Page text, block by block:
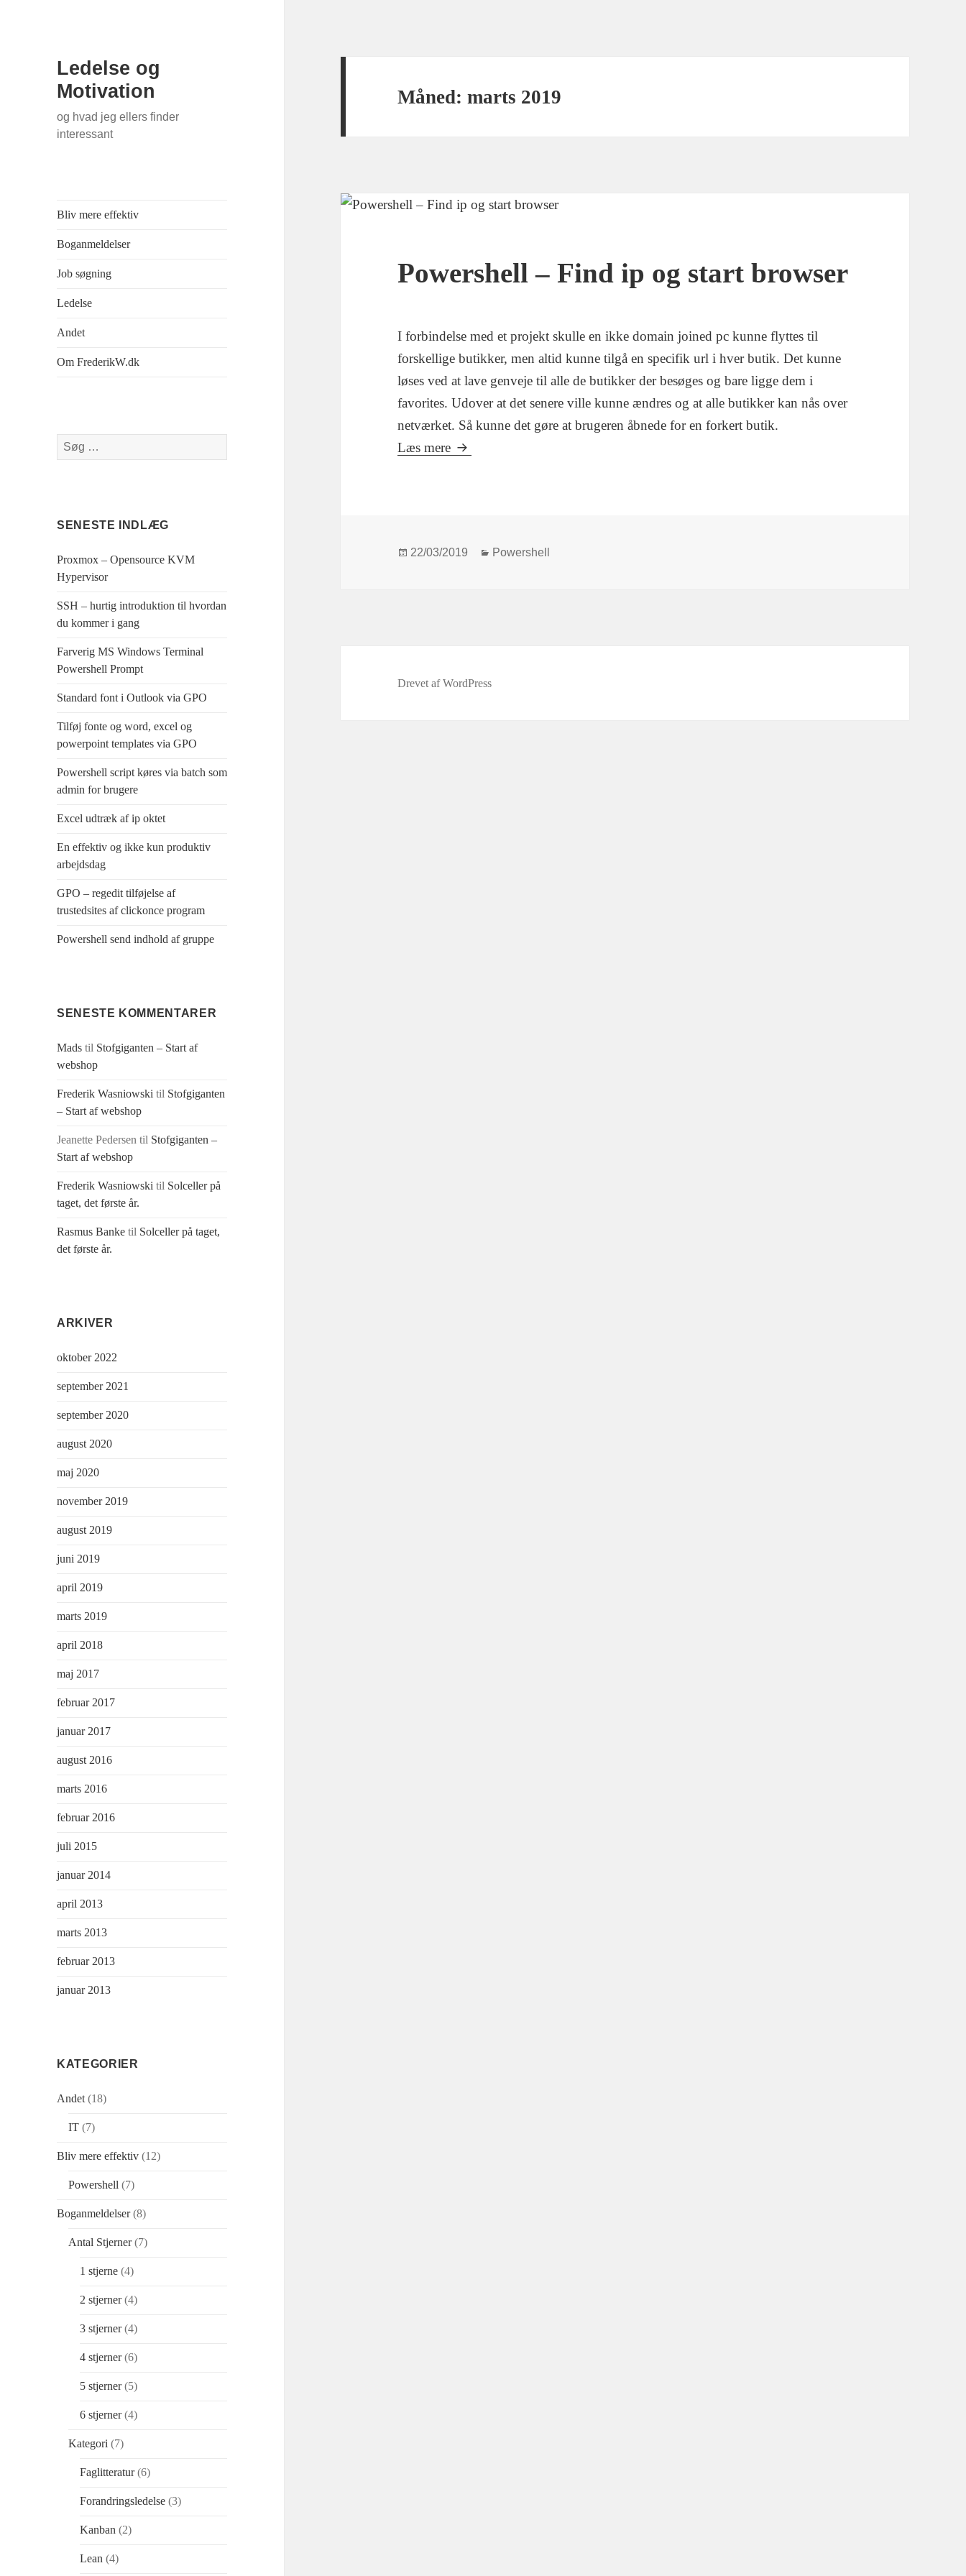
Ledelse og
Motivation
og hvad jeg ellers finder
interessant
Bliv mere effektiv
Boganmeldelser
Job søgning
Ledelse
Andet
Om FrederikW.dk
Søg
efter:
SENESTE INDLÆG
Proxmox – Opensource KVM
Hypervisor
SSH – hurtig introduktion til hvordan
du kommer i gang
Farverig MS Windows Terminal
Powershell Prompt
Standard font i Outlook via GPO
Tilføj fonte og word, excel og
powerpoint templates via GPO
Powershell script køres via batch som
admin for brugere
Excel udtræk af ip oktet
En effektiv og ikke kun produktiv
arbejdsdag
GPO – regedit tilføjelse af
trustedsites af clickonce program
Powershell send indhold af gruppe
SENESTE KOMMENTARER
Mads til Stofgiganten – Start af
webshop
Frederik Wasniowski til Stofgiganten
– Start af webshop
Jeanette Pedersen til Stofgiganten –
Start af webshop
Frederik Wasniowski til Solceller på
taget, det første år.
Rasmus Banke til Solceller på taget,
det første år.
ARKIVER
oktober 2022
september 2021
september 2020
august 2020
maj 2020
november 2019
august 2019
juni 2019
april 2019
marts 2019
april 2018
maj 2017
februar 2017
januar 2017
august 2016
marts 2016
februar 2016
juli 2015
januar 2014
april 2013
marts 2013
februar 2013
januar 2013
KATEGORIER
Andet (18)
IT (7)
Bliv mere effektiv (12)
Powershell (7)
Boganmeldelser(8)
Antal Stjerner(7)
1 stjerne (4)
2 stjerner(4)
3 stjerner(4)
4 stjerner(6)
5 stjerner(5)
6 stjerner(4)
Kategori (7)
Faglitteratur(6)
Forandringsledelse (3)
Kanban (2)
Lean (4)
Måned:marts 2019
Powershell – Find ip og start browser
I forbindelse med et projekt skulle en ikke domain joined pc kunne flyttes til
forskellige butikker, men altid kunne tilgå en specifik url i hver butik. Det kunne
løses ved at lave genveje til alle de butikker der besøges og bare ligge dem i
favorites. Udover at det senere ville kunne ændres og at alle butikker kan nås over
netværket. Så kunne det gøre at brugeren åbnede for en forkert butik.
Læs mere Powershell – Find ip og start browser
Udgivet
22/03/2019 Kategorier
Powershell
Drevet af WordPress